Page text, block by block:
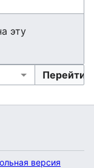
эту
версия